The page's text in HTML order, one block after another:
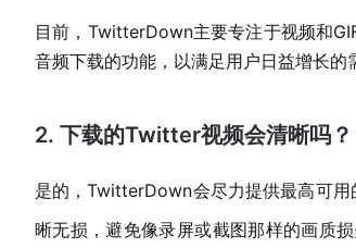
目前，TwitterDown主要专注于视频和
音频下载的功能，以满足用户日益增长的
2. 下载的Twitter视频会清晰吗？
是的，TwitterDown会尽力提供最高可
晰无损，避免像录屏或截图那样的画质